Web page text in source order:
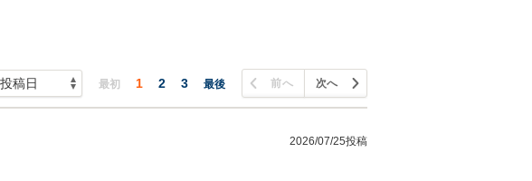
最初 1 2 3 最後 前へ 次へ
2026/07/25投稿